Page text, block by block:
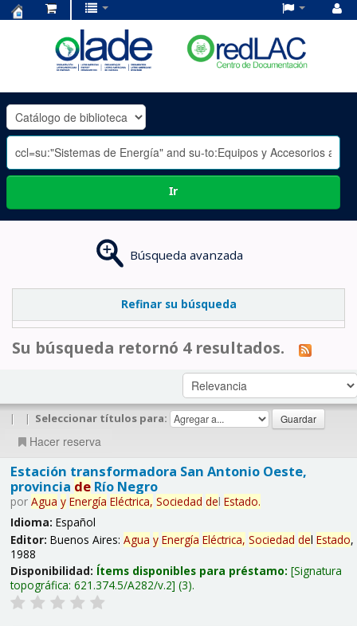
OLADE
-
Ir
Búsqueda avanzada
Refinar su búsqueda
Su búsqueda retornó 4 resultados.
| | Seleccionar títulos para:
Hacer reserva
Estación transformadora San Antonio Oeste,
provincia deRío Negro
por Agua y Energía Eléctrica, Sociedad del Estado.
Idioma: Español
Editor: Buenos Aires: Agua y Energía Eléctrica, Sociedad del Estado,
1988
Disponibilidad: Ítems disponibles para préstamo: Signatura
topográfica: 621.374.5/A282/v.2 (3).